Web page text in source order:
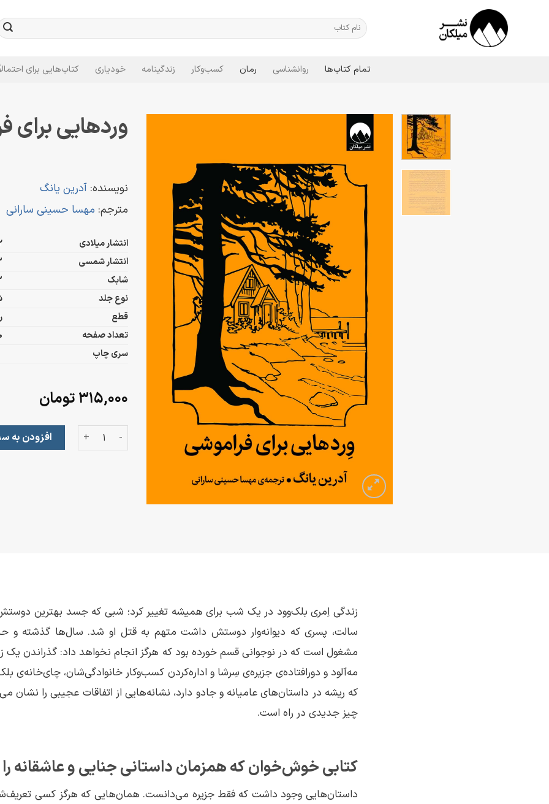
جستجو
برای:
تمام کتاب‌ها روانشناسی رمان کسب‌وکار زندگینامه خودیاری کتاب‌هایی برای
وردهایی برای
نویسنده: آدرین یانگ
مترجم: مهسا حسینی سارانی
انتشار میلادی
انتشار شمسی
شابک
نوع جلد
قطع
تعداد صفحه
سری چاپ
۳۱۵,۰۰۰تومان
وردهایی برای فراموشی عددافزودن به
زندگی اِمری بلک‌وود در یک شب برای همیشه تغییر کرد؛ شبی که جسد بهترین
سالت، پسری که دیوانه‌وار دوستش داشت متهم به قتل او شد. سال‌ها گذشته و
مشغول است که در نوجوانی قسم خورده بود که هرگز انجام نخواهد داد: گذراندن یک
مه‌آلود و دورافتاده‌ی جزیره‌ی سِرشا و اداره‌کردن کسب‌وکار خانوادگی‌شان، چای‌خانه‌‌ی
که ریشه در داستان‌های عامیانه و جادو دارد، نشانه‌هایی از اتفاقات عجیبی را نشان
چیز جدیدی در راه است.
کتابی خوش‌خوان که همزمان داستانی جنایی و عاشقانه
داستان‌هایی وجود داشت که فقط جزیره می‌دانست. همان‌هایی که هرگز کسی